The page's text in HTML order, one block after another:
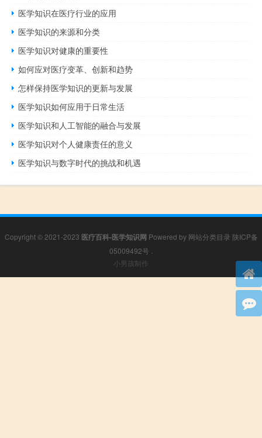
医学知识在医疗行业的应用
医学知识的来源和分类
医学知识对健康的重要性
如何应对医疗变革、创新和趋势
怎样保持医学知识的更新与发展
医学知识如何应用于日常生活
医学知识和人工智能的融合与发展
医学知识对个人健康责任的意义
医学知识与数字时代的挑战和机遇
Copyright © 2021-2023 医疗百科-医学知识网 Powered by 网站分类目录 陕ICP备
05009492号
小男孩制作